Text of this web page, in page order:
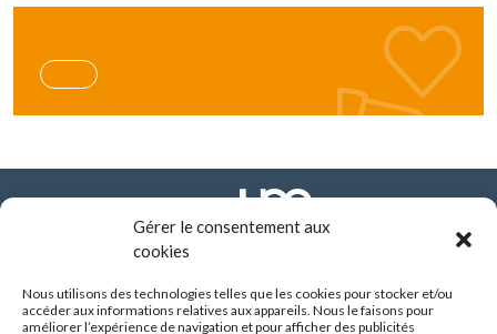
Gérer le consentement aux
cookies
Nous utilisons des technologies telles que les cookies pour stocker et/ou
accéder aux informations relatives aux appareils. Nous le faisons pour
améliorer l’expérience de navigation et pour afficher des publicités
FONDATION ARHM
290 route de Vienne - BP 8252